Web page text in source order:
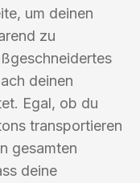
um deinen
zu
deinen
Egal, ob du
transportieren
gesamten
deine